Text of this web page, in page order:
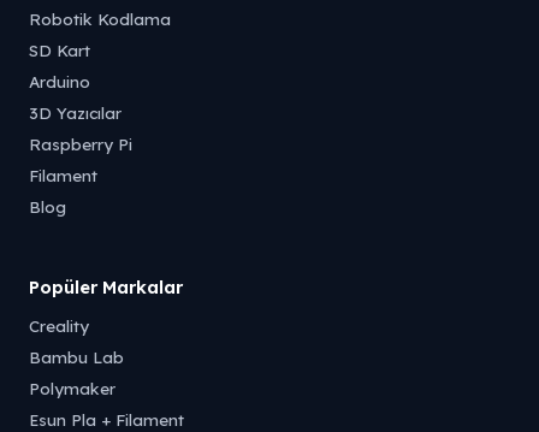
Robotik Kodlama
SD Kart
Arduino
3D Yazıcılar
Raspberry Pi
Filament
Blog
Popüler Markalar
Creality
Bambu Lab
Polymaker
Esun Pla + Filament